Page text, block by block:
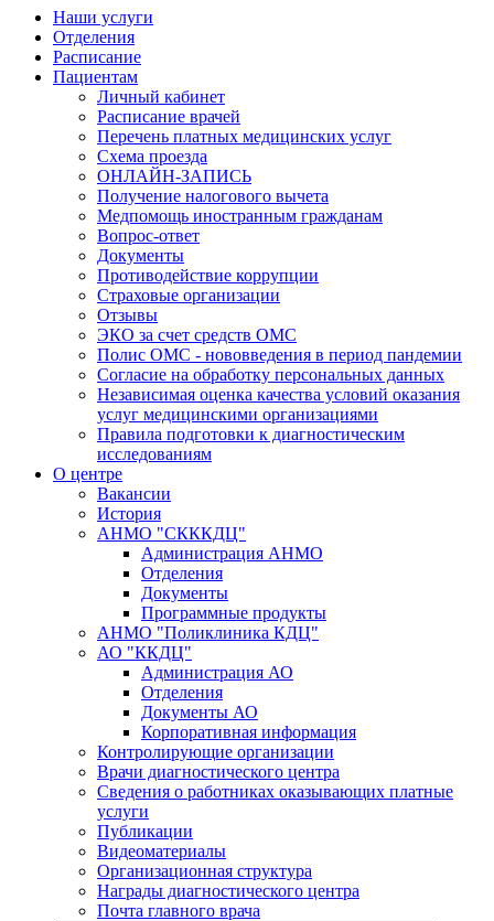
Наши услуги
Отделения
Расписание
Пациентам
Личный кабинет
Расписание врачей
Перечень платных медицинских услуг
Схема проезда
ОНЛАЙН-ЗАПИСЬ
Получение налогового вычета
Медпомощь иностранным гражданам
Вопрос-ответ
Документы
Противодействие коррупции
Страховые организации
Отзывы
ЭКО за счет средств ОМС
Полис ОМС - нововведения в период пандемии
Согласие на обработку персональных данных
Независимая оценка качества условий оказания
услуг медицинскими организациями
Правила подготовки к диагностическим
исследованиям
О центре
Вакансии
История
АНМО "СКККДЦ"
Администрация АНМО
Отделения
Документы
Программные продукты
АНМО "Поликлиника КДЦ"
АО "ККДЦ"
Администрация АО
Отделения
Документы АО
Корпоративная информация
Контролирующие организации
Врачи диагностического центра
Сведения о работниках оказывающих платные
услуги
Публикации
Видеоматериалы
Организационная структура
Награды диагностического центра
Почта главного врача